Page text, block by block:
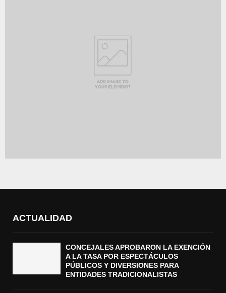
ACTUALIDAD
CONCEJALES APROBARON LA EXENCIÓN
A LA TASA POR ESPECTÁCULOS
PÚBLICOS Y DIVERSIONES PARA
ENTIDADES TRADICIONALISTAS